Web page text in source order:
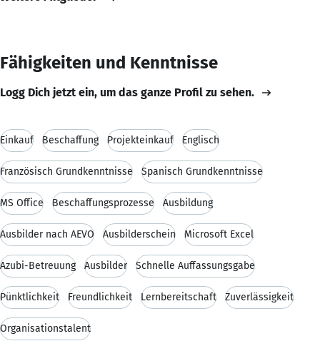
Fähigkeiten und Kenntnisse
Logg Dich jetzt ein, um das ganze Profil zu sehen.
Einkauf Beschaffung Projekteinkauf Englisch
Französisch Grundkenntnisse Spanisch Grundkenntnisse
MS Office Beschaffungsprozesse Ausbildung
Ausbilder nach AEVO Ausbilderschein Microsoft Excel
Azubi-Betreuung Ausbilder Schnelle Auffassungsgabe
Pünktlichkeit Freundlichkeit Lernbereitschaft Zuverlässigkeit
Organisationstalent